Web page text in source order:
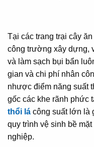
Tại các trang trại cây
công trường xây dựng,
và làm sạch bụi bẩn
gian và chi phí nhân
nhược điểm năng suất
gốc các khe rãnh phức
thổi lá công suất lớn là
quy trình vệ sinh bề
nghiệp.